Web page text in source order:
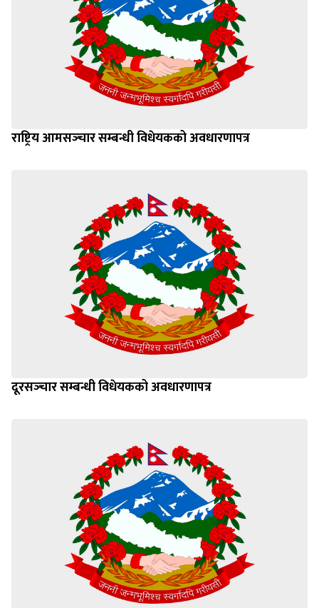
राष्ट्रिय आमसञ्‍चार सम्बन्धी विधेयकको अवधारणापत्र
दूरसञ्‍चार सम्बन्धी विधेयकको अवधारणापत्र